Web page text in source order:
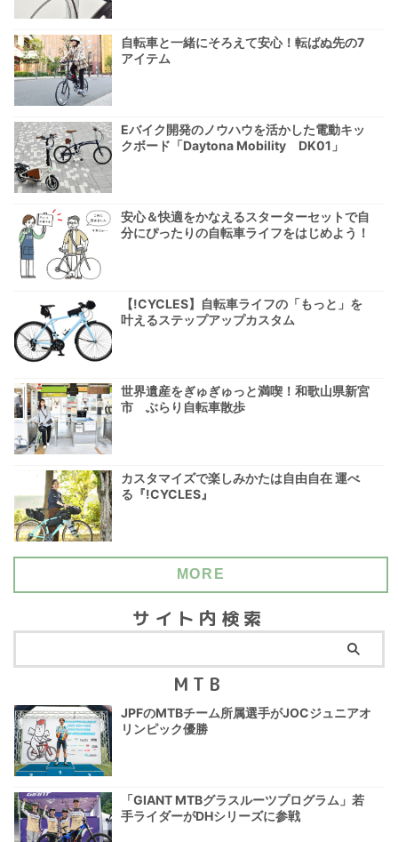
自転車と一緒にそろえて安心！転ばぬ先の7
アイテム
Eバイク開発のノウハウを活かした電動キッ
クボード「Daytona Mobility DK01」
安心＆快適をかなえるスターターセットで自
分にぴったりの自転車ライフをはじめよう！
【!CYCLES】自転車ライフの「もっと」を
叶えるステップアップカスタム
世界遺産をぎゅぎゅっと満喫！和歌山県新宮
市 ぶらり自転車散歩
カスタマイズで楽しみかたは自由自在 運べ
る『!CYCLES』
MORE
サイト内検索
MTB
JPFのMTBチーム所属選手がJOCジュニアオ
リンピック優勝
「GIANT MTBグラスルーツプログラム」若
手ライダーがDHシリーズに参戦